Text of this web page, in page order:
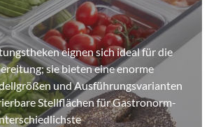
eignen sich ideal für die
sie bieten eine enorme
und Ausführungsvarianten
Stellflächen für Gastronorm-